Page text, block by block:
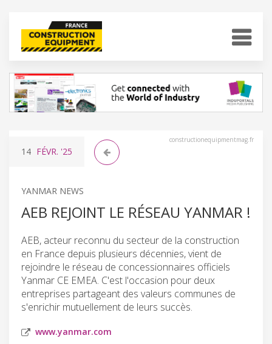
constructionequipmentmag.fr
14 FÉVR. '25
YANMAR NEWS
AEB REJOINT LE RÉSEAU YANMAR !
AEB, acteur reconnu du secteur de la construction
en France depuis plusieurs décennies, vient de
rejoindre le réseau de concessionnaires officiels
Yanmar CE EMEA. C'est l'occasion pour deux
entreprises partageant des valeurs communes de
s'enrichir mutuellement de leurs succès.
www.yanmar.com